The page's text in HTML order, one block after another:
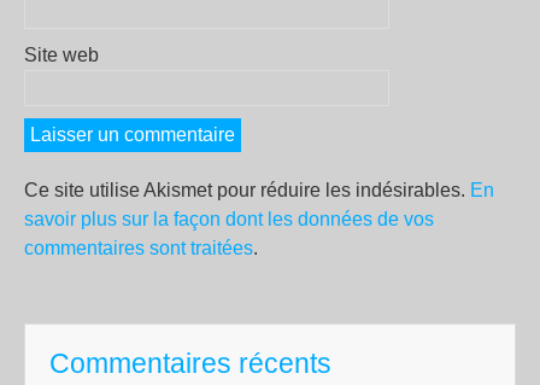
Site web
Ce site utilise Akismet pour réduire les indésirables. En
savoir plus sur la façon dont les données de vos
commentaires sont traitées.
Commentaires récents